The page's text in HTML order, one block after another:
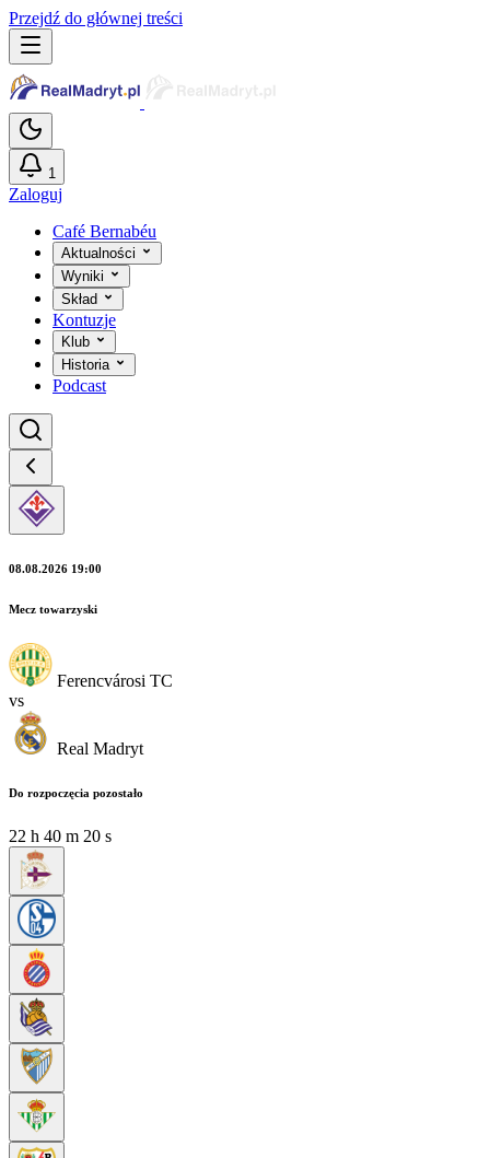
Przejdź do głównej treści
1
Zaloguj
Café Bernabéu
Aktualności
Wyniki
Skład
Kontuzje
Klub
Historia
Podcast
08.08.2026 19:00
Mecz towarzyski
Ferencvárosi TC
vs
Real Madryt
Do rozpoczęcia pozostało
22 h 40 m 18 s